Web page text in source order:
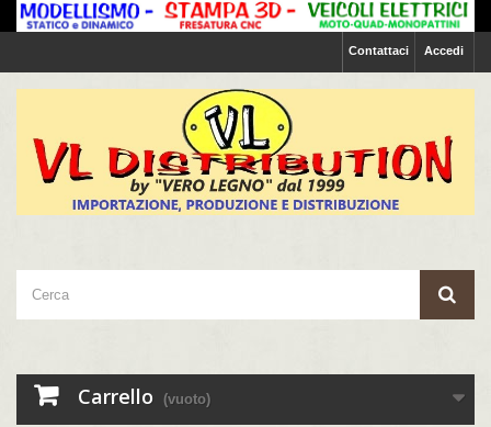
Accedi
Contattaci
Carrello (vuoto)